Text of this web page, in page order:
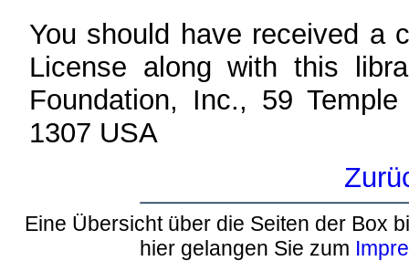
You should have received a
License along with this
Foundation, Inc., 59
1307 USA
Eine Übersicht über die Seiten der Box
hier gelangen Sie zum